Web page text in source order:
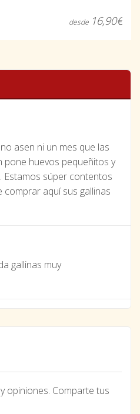
desde 16,90€
asen ni un mes que las
pone huevos pequeñitos y
Estamos súper contentos
aquí sus gallinas
gallinas muy
opiniones. Comparte tus